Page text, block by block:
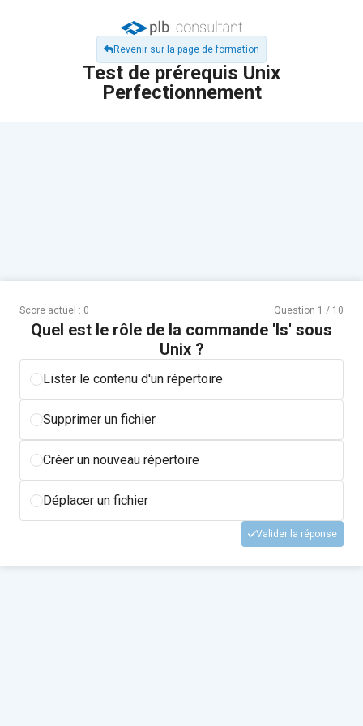
Revenir sur la page de formation
Test de prérequis Unix
Perfectionnement
Score actuel : 0 Question 1 / 10
Quel est le rôle de la commande 'ls' sous
Unix ?
Lister le contenu d'un répertoire
Supprimer un fichier
Créer un nouveau répertoire
Déplacer un fichier
Valider la réponse